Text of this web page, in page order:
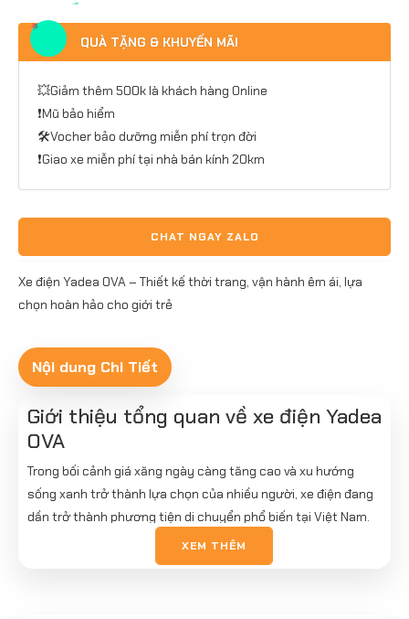
QUÀ TẶNG & KHUYẾN MÃI
💥Giảm thêm 500k là khách hàng Online
❗Mũ bảo hiểm
🛠Vocher bảo dưỡng miễn phí trọn đời
❗Giao xe miễn phí tại nhà bán kính 20km
CHAT NGAY ZALO
Xe điện Yadea OVA – Thiết kế thời trang, vận hành êm ái, lựa
chọn hoàn hảo cho giới trẻ
Nội dung Chi Tiết
Giới thiệu tổng quan về xe điện Yadea
OVA
Trong bối cảnh giá xăng ngày càng tăng cao và xu hướng
sống xanh trở thành lựa chọn của nhiều người, xe điện đang
dần trở thành phương tiện di chuyển phổ biến tại Việt Nam.
Nổi bật trong phân khúc xe điện hiện nay,
xe được phát triển bởi thương hiệuYadea– một trong những
XEM THÊM